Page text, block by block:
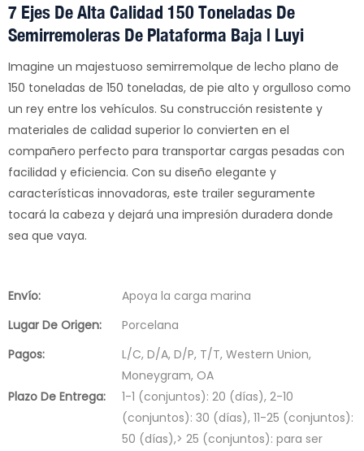
7 Ejes De Alta Calidad 150 Toneladas De
Semirremoleras De Plataforma Baja | Luyi
Imagine un majestuoso semirremolque de lecho plano de
150 toneladas de 150 toneladas, de pie alto y orgulloso como
un rey entre los vehículos. Su construcción resistente y
materiales de calidad superior lo convierten en el
compañero perfecto para transportar cargas pesadas con
facilidad y eficiencia. Con su diseño elegante y
características innovadoras, este trailer seguramente
tocará la cabeza y dejará una impresión duradera donde
sea que vaya.
Envío:
Apoya la carga marina
Lugar De Origen:
Porcelana
Pagos:
L/C, D/A, D/P, T/T, Western Union,
Moneygram, OA
Plazo De Entrega:
1-1 (conjuntos): 20 (días), 2-10
(conjuntos): 30 (días), 11-25 (conjuntos):
50 (días),> 25 (conjuntos): para ser